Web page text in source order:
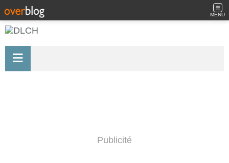
MENU
Publicité